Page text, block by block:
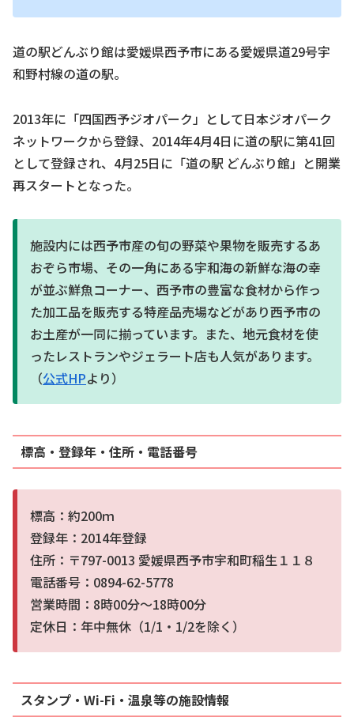
道の駅どんぶり館は愛媛県西予市にある愛媛県道29号宇
和野村線の道の駅。
2013年に「四国西予ジオパーク」として日本ジオパーク
ネットワークから登録、2014年4月4日に道の駅に第41回
として登録され、4月25日に「道の駅 どんぶり館」と開業
再スタートとなった。
施設内には西予市産の旬の野菜や果物を販売するあ
おぞら市場、その一角にある宇和海の新鮮な海の幸
が並ぶ鮮魚コーナー、西予市の豊富な食材から作っ
た加工品を販売する特産品売場などがあり西予市の
お土産が一同に揃っています。また、地元食材を使
ったレストランやジェラート店も人気があります。
（公式HPより）
標高・登録年・住所・電話番号
標高：約200ｍ
登録年：2014年登録
住所：〒797-0013 愛媛県西予市宇和町稲生１１８
電話番号：0894-62-5778
営業時間：8時00分～18時00分
定休日：年中無休（1/1・1/2を除く）
スタンプ・Wi-Fi・温泉等の施設情報